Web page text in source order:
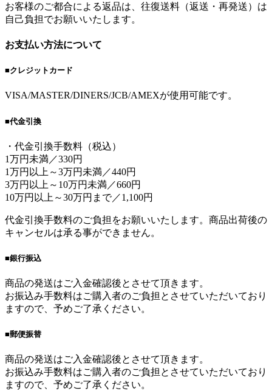
お客様のご都合による返品は、往復送料（返送・再発送）は
自己負担でお願いいたします。
お支払い方法について
■クレジットカード
VISA/MASTER/DINERS/JCB/AMEXが使用可能です。
■代金引換
・代金引換手数料（税込）
1万円未満／330円
1万円以上～3万円未満／440円
3万円以上～10万円未満／660円
10万円以上～30万円まで／1,100円
代金引換手数料のご負担をお願いいたします。商品出荷後の
キャンセルは承る事ができません。
■銀行振込
商品の発送はご入金確認後とさせて頂きます。
お振込み手数料はご購入者のご負担とさせていただいており
ますので、予めご了承ください。
■郵便振替
商品の発送はご入金確認後とさせて頂きます。
お振込み手数料はご購入者のご負担とさせていただいており
ますので、予めご了承ください。